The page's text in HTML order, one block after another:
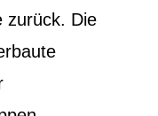
zurück. Die